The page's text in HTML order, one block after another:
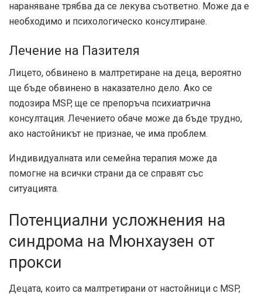
нараняване трябва да се лекува съответно. Може да е
необходимо и психологическо консултиране.
Лечение на Пазителя
Лицето, обвинено в малтретиране на деца, вероятно
ще бъде обвинено в наказателно дело. Ако се
подозира MSP, ще се препоръча психиатрична
консултация. Лечението обаче може да бъде трудно,
ако настойникът не признае, че има проблем.
Индивидуалната или семейна терапия може да
помогне на всички страни да се справят със
ситуацията.
Потенциални усложнения на
синдрома на Мюнхаузен от
прокси
Децата, които са малтретирани от настойници с MSP,